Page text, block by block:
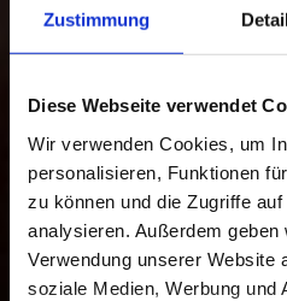
Zustimmung
Diese Webseite verwendet
Wir verwenden Cookies, um
personalisieren, Funktionen
zu können und die Zugriffe
analysieren. Außerdem
Verwendung unserer Website
soziale Medien, Werbung und